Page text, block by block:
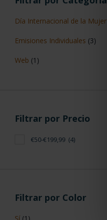
Día Internacional de la Mujer
Emisiones Individuales (3)
Web (1)
Filtrar por Precio
€50-€199,99 (4)
Filtrar por Color